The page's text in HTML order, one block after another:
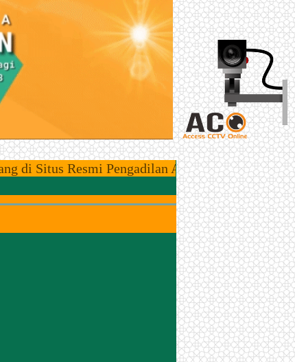
Resmi Pengadilan Agama Bintuhan, Kawasan